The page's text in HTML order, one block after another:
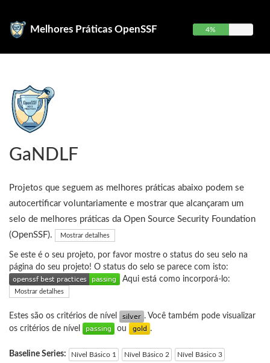
Melhores Práticas OpenSSF 4%
GaNDLF
Projetos que seguem as melhores práticas abaixo podem se
autocertificar voluntariamente e mostrar que alcançaram um
selo de melhores práticas da Open Source Security Foundation
(OpenSSF).
Mostrar detalhes
Se este é o seu projeto, por favor mostre o status do seu selo na
página do seu projeto! O status do selo se parece com isto:
Aqui está como incorporá-lo:
Mostrar detalhes
Estes são os critérios de nível
. Você também pode visualizar
os critérios de nível
ou .
Baseline Series: Nível Básico 1 Nível Básico 2 Nível Básico 3